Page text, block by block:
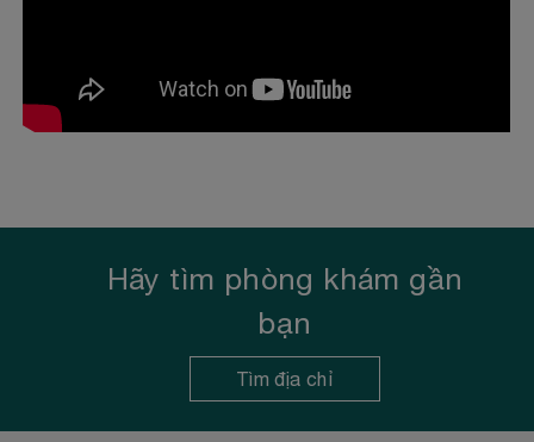
Hãy tìm phòng khám gần
bạn
Tìm địa chỉ